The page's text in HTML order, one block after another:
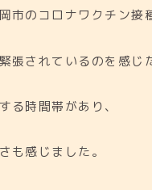
市のコロナワクチン接
張されているのを感じ
る時間帯があり、
も感じました。